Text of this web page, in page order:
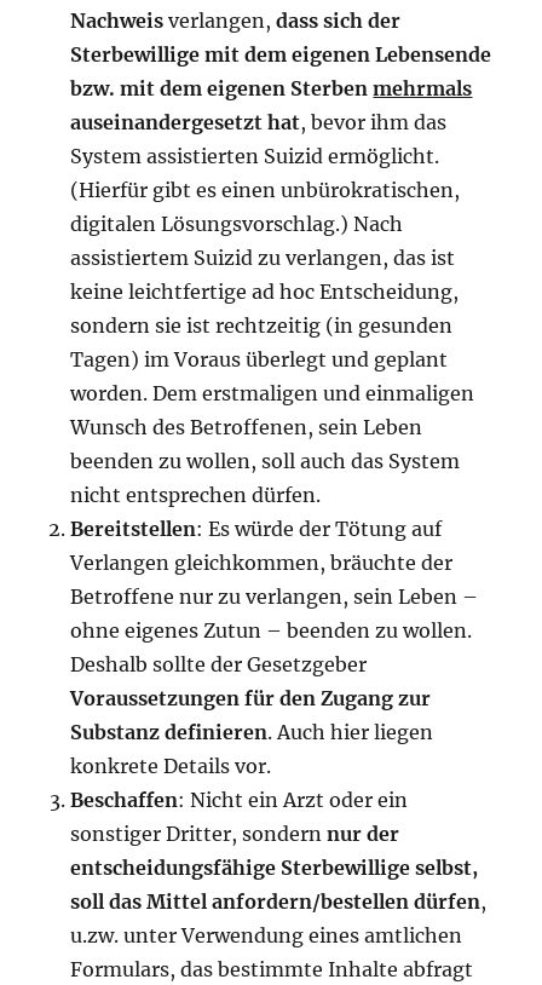
Nachweis verlangen,dass sich der
Sterbewillige mit dem eigenen Lebensende
bzw. mit dem eigenen Sterbenmehrmals
auseinandergesetzt hat, bevor ihm das
System assistierten Suizid ermöglicht.
(Hierfür gibt es einen unbürokratischen,
digitalen Lösungs­vorschlag.) Nach
assistiertem Suizid zu verlangen, das ist
keine leichtfertige ad hoc Entscheidung,
sondern sie ist rechtzeitig (in gesunden
Tagen) im Voraus überlegt und geplant
worden. Dem erstmaligen und einmaligen
Wunsch des Betroffenen, sein Leben
beenden zu wollen, soll auch das System
nicht entsprechen dürfen.
Bereitstellen: Es würde der Tötung auf
Verlangen gleichkommen, bräuchte der
Betroffene nur zu verlangen, sein Leben –
ohne eigenes Zutun – beenden zu wollen.
Deshalb sollte der Gesetzgeber
Voraussetzungen für den Zugang zur
Substanz definieren. Auch hier liegen
konkrete Details vor.
Beschaffen: Nicht ein Arzt oder ein
sonstiger Dritter, sondernnur der
entscheidungsfähige Sterbewillige selbst,
soll das Mittel anfordern/bestellen dürfen,
u.zw. unter Verwendung eines amtlichen
Formulars, das bestimmte Inhalte abfragt